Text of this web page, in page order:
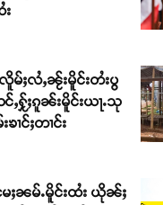
လိူမ်ႈလႆႇၼႂ်းမိူင်းတႆးပွ
ႇႁႂ်ႈၵူၼ်းမိူင်းယႃႉသု
ၶၢင်ႈတၢင်း
ႄႈၼမ်ႉမိူင်းထႆး ယိုၼ်ႈ